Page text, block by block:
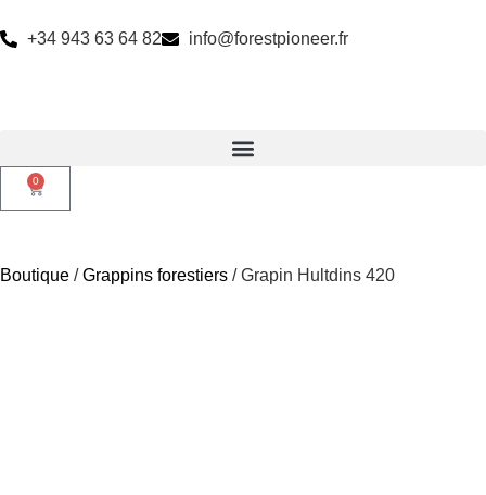
+34 943 63 64 82 info@forestpioneer.fr
0
Boutique /Grappins forestiers / Grapin Hultdins 420